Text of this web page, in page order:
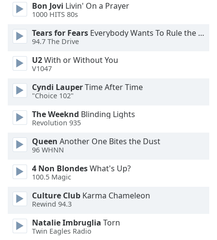
Size
Edge
Style
Font
Family
Reset
Close
Modal
Bon Jovi Livin' On a Prayer
1000 HITS 80s
Tears for Fears Everybody Wants To Rule the World
94.7 The Drive
U2With or Without You
V1047
Cyndi LauperTime After Time
"Choice 102"
The Weeknd Blinding Lights
Revolution 935
Queen Another One Bites the Dust
96 WHNN
4 Non BlondesWhat's Up?
100.5 Magic
Culture Club Karma Chameleon
Rewind 94.3
Natalie Imbruglia Torn
Twin Eagles Radio